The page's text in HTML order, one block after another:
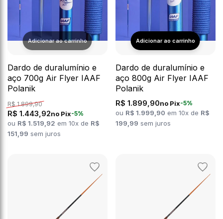
Dardo de duralumínio e
aço 700g Air Flyer IAAF
Polanik
R$ 1.899,90
R$ 1.443,92no Pix-5%
ou R$ 1.519,92 em 10x de R$
151,99 sem juros
Dardo de duralumínio e
aço 800g Air Flyer IAAF
Polanik
R$ 1.899,90no Pix-5%
ou R$ 1.999,90 em 10x de R$
199,99 sem juros
Adicionar
aos
favoritos
aos